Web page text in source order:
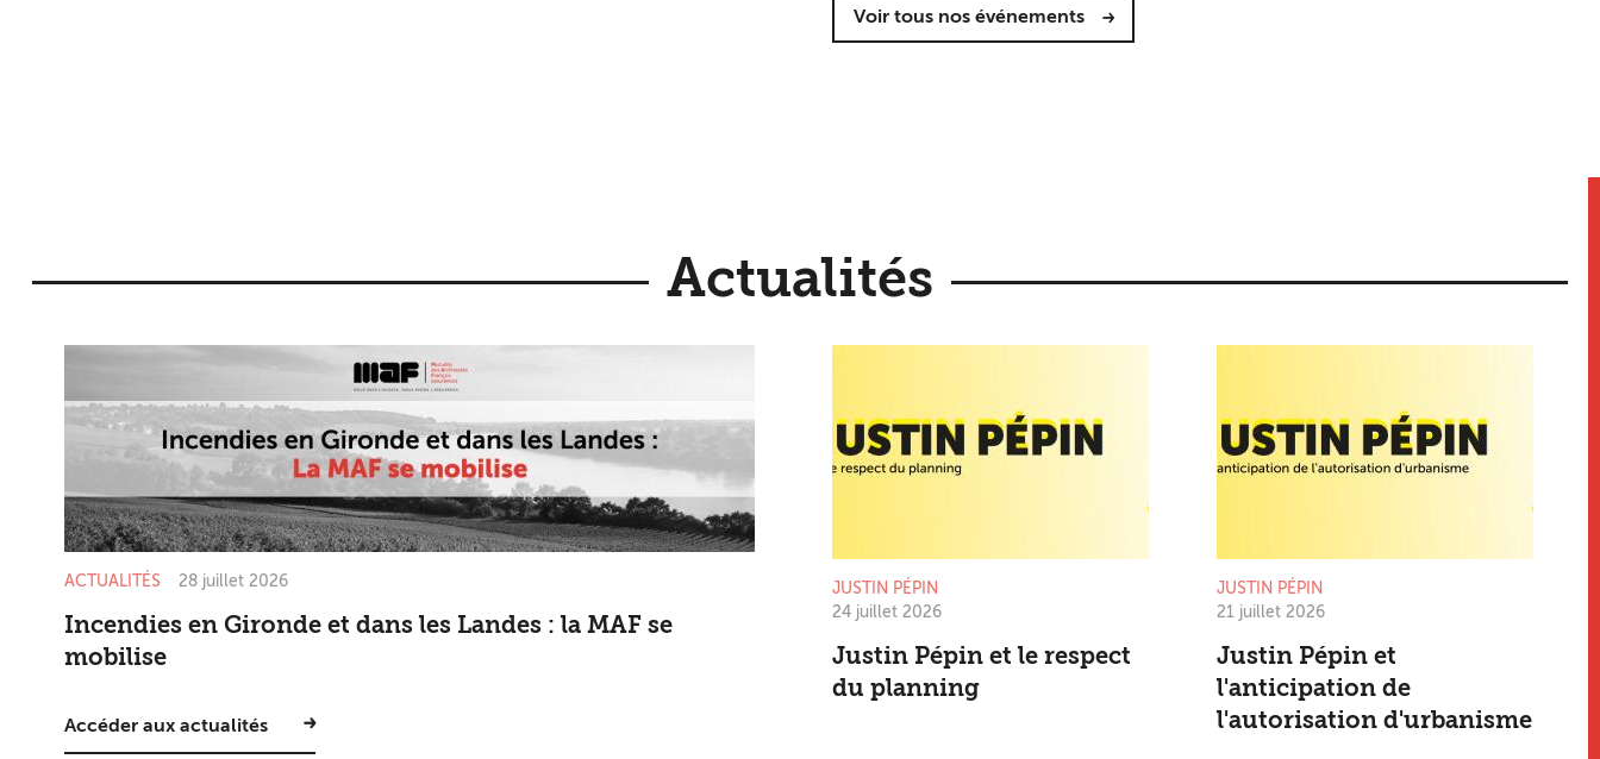
Voir tous nos événements
Actualités
ACTUALITÉS 28 juillet 2026
Incendies en Gironde et dans les Landes : la MAF se
mobilise
Accéder aux actualités
JUSTIN PÉPIN
24 juillet 2026
Justin Pépin et le respect
du planning
JUSTIN PÉPIN
21 juillet 2026
Justin Pépin et
l'anticipation de
l'autorisation d'urbanisme